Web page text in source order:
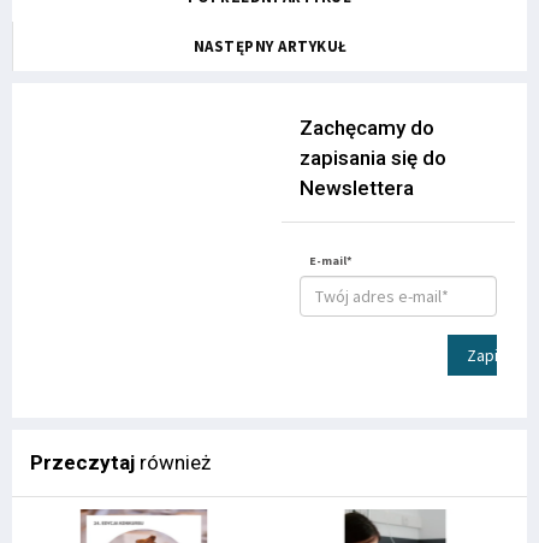
NASTĘPNY ARTYKUŁ
Zachęcamy do
zapisania się do
Newslettera
E-mail*
Zapisz
Przeczytaj również